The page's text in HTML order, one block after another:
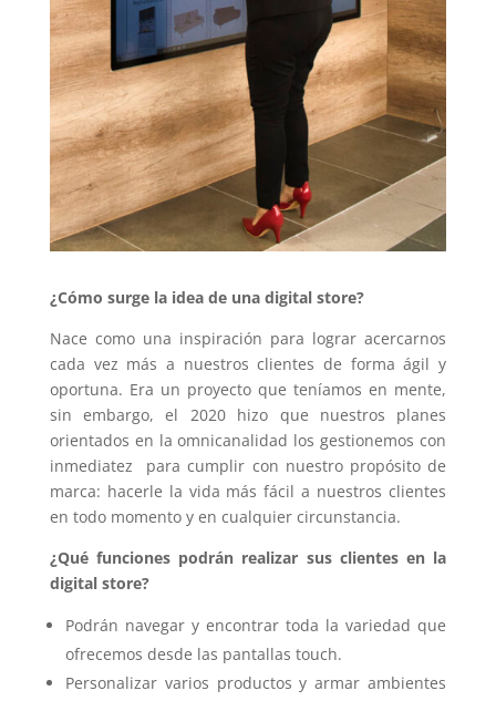
¿Cómo surge la idea de una digital store?
Nace como una inspiración para lograr acercarnos
cada vez más a nuestros clientes de forma ágil y
oportuna. Era un proyecto que teníamos en mente,
sin embargo, el 2020 hizo que nuestros planes
orientados en la omnicanalidad los gestionemos con
inmediatez para cumplir con nuestro propósito de
marca: hacerle la vida más fácil a nuestros clientes
en todo momento y en cualquier circunstancia.
¿Qué funciones podrán realizar sus clientes en la
digital store?
Podrán navegar y encontrar toda la variedad que
ofrecemos desde las pantallas touch.
Personalizar varios productos y armar ambientes